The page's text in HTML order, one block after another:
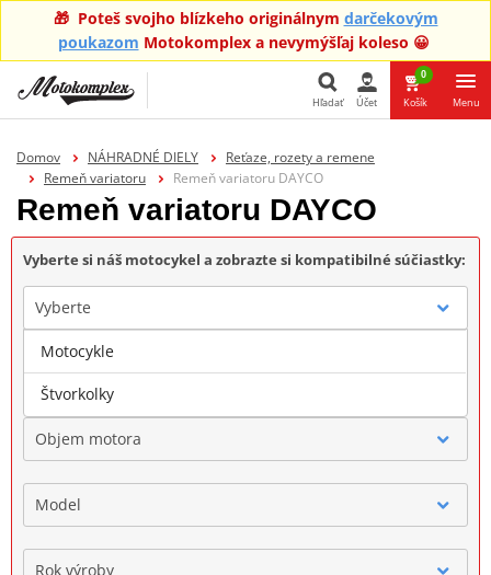
🎁 Poteš svojho blízkeho originálnym darčekovým
poukazom Motokomplex a nevymýšľaj koleso 😀
Hľadať Účet
0
Košík Menu
Domov NÁHRADNÉ DIELY
Reťaze, rozety a remene
Remeň variatoru
Remeň variatoru DAYCO
Remeň variatoru DAYCO
Vyberte si náš motocykel a zobrazte si kompatibilné súčiastky:
Vyberte
Značka
Objem motora
Model
Rok výroby
Motocykle
Štvorkolky